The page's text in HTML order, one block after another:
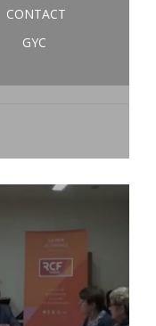
CONTACT
GYC